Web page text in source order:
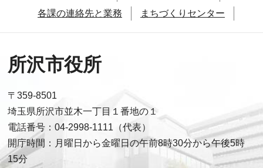
各課の連絡先と業務
まちづくりセンター
所沢市役所
〒359-8501
埼玉県所沢市並木一丁目１番地の１
電話番号：04-2998-1111（代表）
開庁時間：月曜日から金曜日の午前8時30分から午後5時
15分